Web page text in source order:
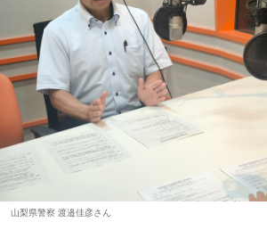
■2026年8月8日に宝くじを買うのは？
寅の日は、金運にまつわる吉日として紹介
ため、宝くじを購入するタイミングとし
す。
一方で、宝くじの当選を保証するもので
起の良い日に買いたい」という気持ちか
人もいるという考え方です。
大森：ありがとうございます！ 花火すご
若井：すごかったよ！ ステージからの景
たけれど。
藤澤：そうだよね！
大森：「ダーリン」で、本編ラストで花
は結構すごいです。「ケセラセラ」って
がったりというか、大きい演出ってすごく
山梨県警察 渡邉佳彦さん